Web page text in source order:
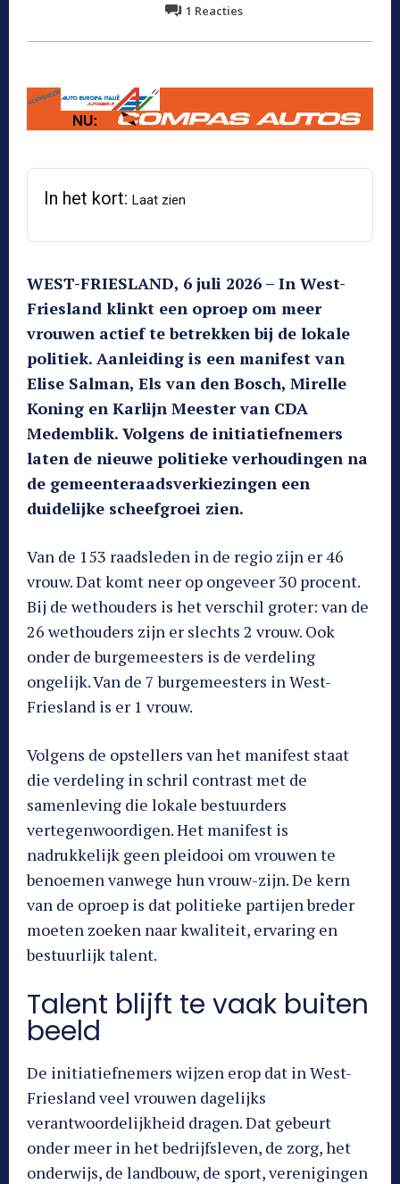
1 Reacties
In het kort: Laat zien
WEST-FRIESLAND, 6 juli 2026 – In West-
Friesland klinkt een oproep om meer
vrouwen actief te betrekken bij de lokale
politiek. Aanleiding is een manifest van
Elise Salman, Els van den Bosch, Mirelle
Koning en Karlijn Meester van CDA
Medemblik. Volgens de initiatiefnemers
laten de nieuwe politieke verhoudingen na
de gemeenteraadsverkiezingen een
duidelijke scheefgroei zien.
Van de 153 raadsleden in de regio zijn er 46
vrouw. Dat komt neer op ongeveer 30 procent.
Bij de wethouders is het verschil groter: van de
26 wethouders zijn er slechts 2 vrouw. Ook
onder de burgemeesters is de verdeling
ongelijk. Van de 7 burgemeesters in West-
Friesland is er 1 vrouw.
Volgens de opstellers van het manifest staat
die verdeling in schril contrast met de
samenleving die lokale bestuurders
vertegenwoordigen. Het manifest is
nadrukkelijk geen pleidooi om vrouwen te
benoemen vanwege hun vrouw-zijn. De kern
van de oproep is dat politieke partijen breder
moeten zoeken naar kwaliteit, ervaring en
bestuurlijk talent.
Talent blijft te vaak buiten
beeld
De initiatiefnemers wijzen erop dat in West-
Friesland veel vrouwen dagelijks
verantwoordelijkheid dragen. Dat gebeurt
onder meer in het bedrijfsleven, de zorg, het
onderwijs, de landbouw, de sport, verenigingen